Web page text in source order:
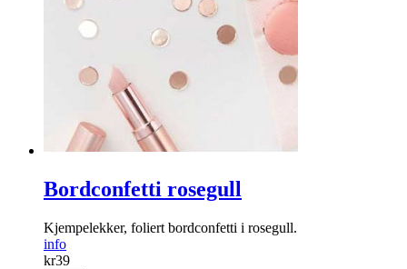
Bordconfetti rosegull
Kjempelekker, foliert bordconfetti i rosegull.
info
kr39